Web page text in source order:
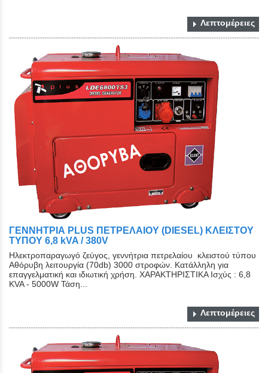
Λεπτομέρειες
ΓΕΝΝΗΤΡΙΑ PLUS ΠΕΤΡΕΛΑΙΟΥ (DIESEL) ΚΛΕΙΣΤΟY
ΤYΠΟY 6,8 kVA / 380V
Ηλεκτροπαραγωγό ζεύγος, γεννήτρια πετρελαίου κλειστού τύπου
Αθόρυβη λειτουργία (70db) 3000 στροφών. Κατάλληλη για
επαγγελματική και ιδιωτική χρήση. ΧΑΡΑΚΤΗΡΙΣΤΙΚΑ Ισχύς : 6,8
KVA - 5000W Τάση...
Λεπτομέρειες